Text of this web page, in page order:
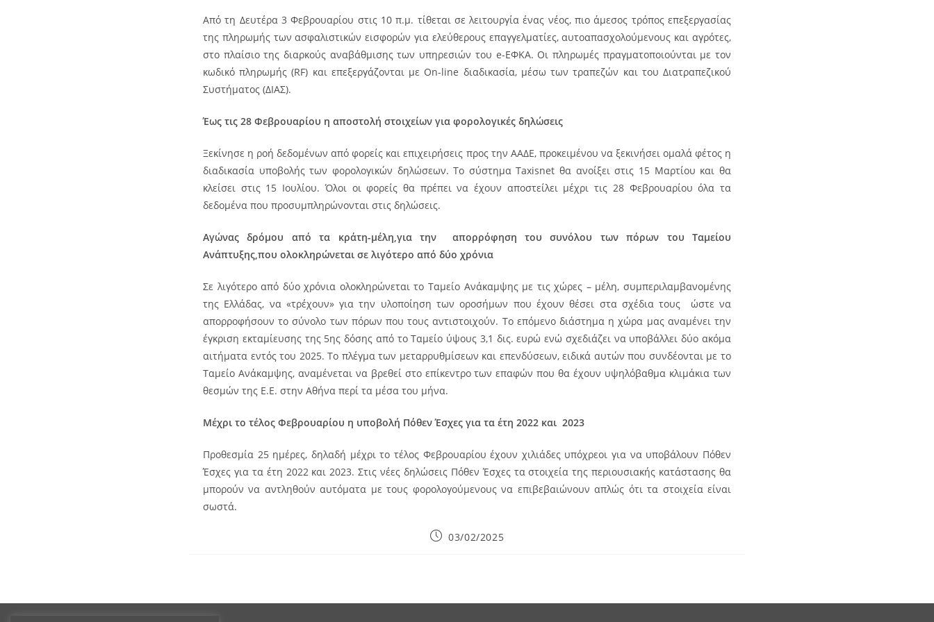
Από τη Δευτέρα 3 Φεβρουαρίου στις 10 π.μ. τίθεται σε λειτουργία ένας νέος, πιο άμεσος τρόπος επεξεργασίας
της πληρωμής των ασφαλιστικών εισφορών για ελεύθερους επαγγελματίες, αυτοαπασχολούμενους και αγρότες,
στο πλαίσιο της διαρκούς αναβάθμισης των υπηρεσιών του e-ΕΦΚΑ. Οι πληρωμές πραγματοποιούνται με τον
κωδικό πληρωμής (RF) και επεξεργάζονται με On-line διαδικασία, μέσω των τραπεζών και του Διατραπεζικού
Συστήματος (ΔΙΑΣ).
Έως τις 28 Φεβρουαρίου η αποστολή στοιχείων για φορολογικές δηλώσεις
Ξεκίνησε η ροή δεδομένων από φορείς και επιχειρήσεις προς την ΑΑΔΕ, προκειμένου να ξεκινήσει ομαλά φέτος η
διαδικασία υποβολής των φορολογικών δηλώσεων. Το σύστημα Taxisnet θα ανοίξει στις 15 Μαρτίου και θα
κλείσει στις 15 Ιουλίου. Όλοι οι φορείς θα πρέπει να έχουν αποστείλει μέχρι τις 28 Φεβρουαρίου όλα τα
δεδομένα που προσυμπληρώνονται στις δηλώσεις.
Αγώνας δρόμου από τα κράτη-μέλη,για την απορρόφηση του συνόλου των πόρων του Ταμείου
Ανάπτυξης,που ολοκληρώνεται σε λιγότερο από δύο χρόνια
Σε λιγότερο από δύο χρόνια ολοκληρώνεται το Ταμείο Ανάκαμψης με τις χώρες – μέλη, συμπεριλαμβανομένης
της Ελλάδας, να «τρέχουν» για την υλοποίηση των οροσήμων που έχουν θέσει στα σχέδια τους ώστε να
απορροφήσουν το σύνολο των πόρων που τους αντιστοιχούν. Το επόμενο διάστημα η χώρα μας αναμένει την
έγκριση εκταμίευσης της 5ης δόσης από το Ταμείο ύψους 3,1 δις. ευρώ ενώ σχεδιάζει να υποβάλλει δύο ακόμα
αιτήματα εντός του 2025. Το πλέγμα των μεταρρυθμίσεων και επενδύσεων, ειδικά αυτών που συνδέονται με το
Ταμείο Ανάκαμψης, αναμένεται να βρεθεί στο επίκεντρο των επαφών που θα έχουν υψηλόβαθμα κλιμάκια των
θεσμών της Ε.Ε. στην Αθήνα περί τα μέσα του μήνα.
Μέχρι το τέλος Φεβρουαρίου η υποβολή Πόθεν Έσχες για τα έτη 2022 και 2023
Προθεσμία 25 ημέρες, δηλαδή μέχρι το τέλος Φεβρουαρίου έχουν χιλιάδες υπόχρεοι για να υποβάλουν Πόθεν
Έσχες για τα έτη 2022 και 2023. Στις νέες δηλώσεις Πόθεν Έσχες τα στοιχεία της περιουσιακής κατάστασης θα
μπορούν να αντληθούν αυτόματα με τους φορολογούμενους να επιβεβαιώνουν απλώς ότι τα στοιχεία είναι
σωστά.
Post03/02/2025